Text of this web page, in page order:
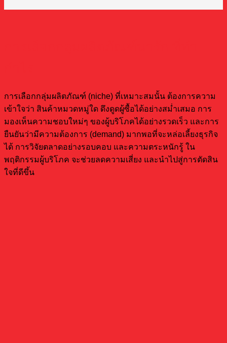
การเลือกกลุ่มผลิตภัณฑ์ (niche) ที่เหมาะสมนั้น ต้องการความ
เข้าใจว่า สินค้าหมวดหมู่ใด ดึงดูดผู้ซื้อได้อย่างสม่ำเสมอ การ
มองเห็นความชอบใหม่ๆ ของผู้บริโภคได้อย่างรวดเร็ว และการ
ยืนยันว่ามีความต้องการ (demand) มากพอที่จะหล่อเลี้ยงธุรกิจ
ได้ การวิจัยตลาดอย่างรอบคอบ และความตระหนักรู้ ใน
พฤติกรรมผู้บริโภค จะช่วยลดความเสี่ยง และนำไปสู่การตัดสิน
ใจที่ดีขึ้น